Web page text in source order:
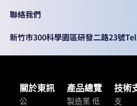
聯絡我們
新竹市300科學園區研發二路23號
關於東訊
公
產品總覽
製造業 低
技術
支